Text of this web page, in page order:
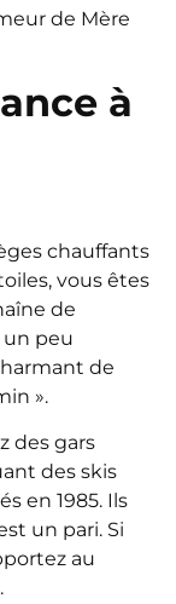
de Mère
à
chauffants
vous êtes
de
peu
de
».
des gars
des skis
en 1985. Ils
un pari. Si
au